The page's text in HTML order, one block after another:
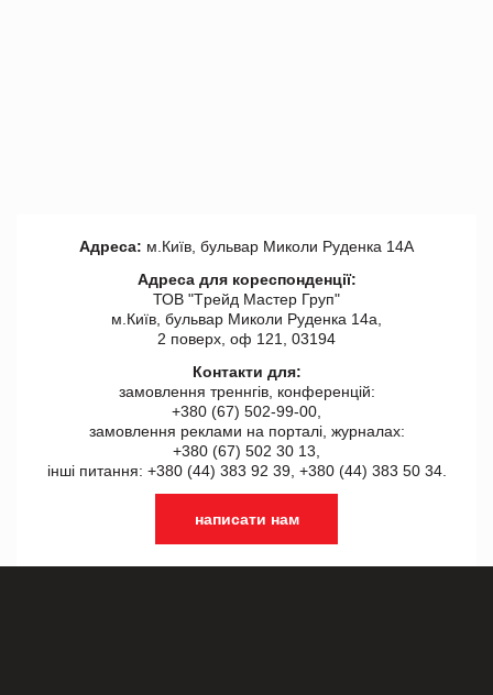
Адреса: м.Київ, бульвар Миколи Руденка 14А
Адреса для кореспонденції:
ТОВ "Tрейд Мастер Груп"
м.Київ, бульвар Миколи Руденка 14а,
2 поверх, оф 121, 03194
Контакти для:
замовлення треннгів, конференцій:
+380 (67) 502-99-00,
замовлення реклами на порталі, журналах:
+380 (67) 502 30 13,
інші питання: +380 (44) 383 92 39, +380 (44) 383 50 34.
написати нам